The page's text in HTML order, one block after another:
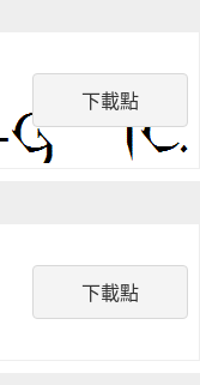
下載點
下載點